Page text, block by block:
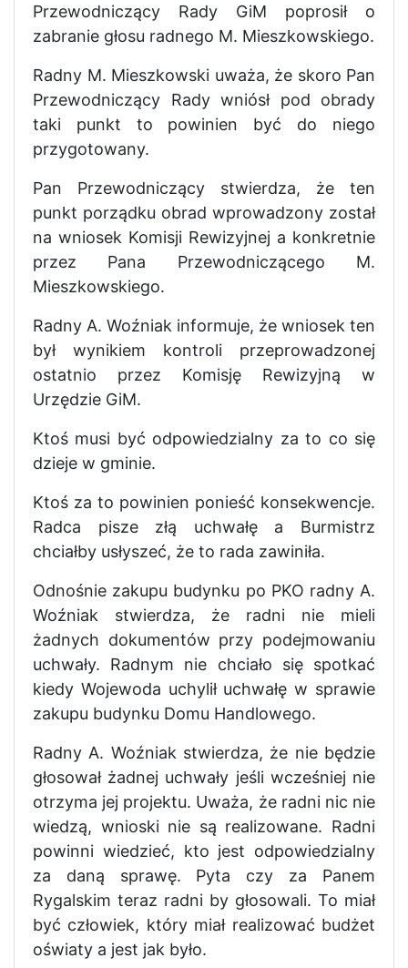
Przewodniczący Rady GiM poprosił o
zabranie głosu radnego M. Mieszkowskiego.
Radny M. Mieszkowski uważa, że skoro Pan
Przewodniczący Rady wniósł pod obrady
taki punkt to powinien być do niego
przygotowany.
Pan Przewodniczący stwierdza, że ten
punkt porządku obrad wprowadzony został
na wniosek Komisji Rewizyjnej a konkretnie
przez Pana Przewodniczącego M.
Mieszkowskiego.
Radny A. Woźniak informuje, że wniosek ten
był wynikiem kontroli przeprowadzonej
ostatnio przez Komisję Rewizyjną w
Urzędzie GiM.
Ktoś musi być odpowiedzialny za to co się
dzieje w gminie.
Ktoś za to powinien ponieść konsekwencje.
Radca pisze złą uchwałę a Burmistrz
chciałby usłyszeć, że to rada zawiniła.
Odnośnie zakupu budynku po PKO radny A.
Woźniak stwierdza, że radni nie mieli
żadnych dokumentów przy podejmowaniu
uchwały. Radnym nie chciało się spotkać
kiedy Wojewoda uchylił uchwałę w sprawie
zakupu budynku Domu Handlowego.
Radny A. Woźniak stwierdza, że nie będzie
głosował żadnej uchwały jeśli wcześniej nie
otrzyma jej projektu. Uważa, że radni nic nie
wiedzą, wnioski nie są realizowane. Radni
powinni wiedzieć, kto jest odpowiedzialny
za daną sprawę. Pyta czy za Panem
Rygalskim teraz radni by głosowali. To miał
być człowiek, który miał realizować budżet
oświaty a jest jak było.